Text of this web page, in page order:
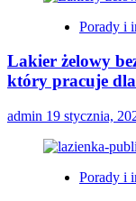
Porady i
Lakier żelowy
który pracuje
admin 19 stycznia,
Porady i